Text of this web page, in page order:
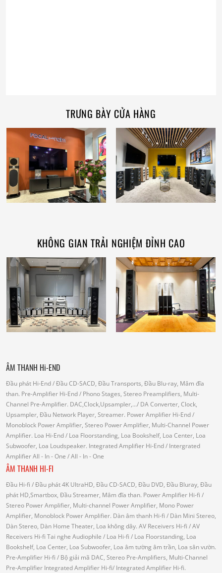
TRƯNG BÀY CỬA HÀNG
KHÔNG GIAN TRẢI NGHIỆM ĐỈNH CAO
ÂM THANH Hi-END
Đầu phát Hi-End/ Đầu CD-SACD, Đầu Transports, Đầu Blu-ray, Mâm đĩa
than. Pre-Amplifier Hi-End/ Phono Stages, Stereo Preamplifiers, Multi-
Channel Pre-Amplifier. DAC,Clock,Upsampler,.../ DA Converter, Clock,
Upsampler, Đầu Network Player, Streamer. Power Amplifier Hi-End/
Monoblock Power Amplifier, Stereo Power Amplifier, Multi-Channel Power
Amplifier. Loa Hi-End/ Loa Floorstanding, Loa Bookshelf, Loa Center, Loa
Subwoofer, Loa Loudspeaker. Integrated Amplifier Hi-End/ Intergrated
AmplifierAll - In - One / All - In - One
ÂM THANH HI-FI
Đầu Hi-fi / Đầu phát 4K UltraHD, Đầu CD-SACD, Đầu DVD, Đầu Bluray, Đầu
phát HD,Smartbox, Đầu Streamer, Mâm đĩa than. Power Amplifier Hi-fi /
Stereo Power Amplifier, Multi-channel Power Amplifier, Mono Power
Amplifier, Monoblock Power Amplifier. Dàn âm thanh Hi-fi / Dàn Mini Stereo,
Dàn Stereo, Dàn Home Theater, Loa không dây. AV Receivers Hi-fi / AV
Receivers Hi-fi Tai nghe Audiophile / Loa Hi-fi / Loa Floorstanding, Loa
Bookshelf, Loa Center, Loa Subwoofer, Loa âm tường âm trần, Loa sân vườn.
Pre-Amplifier Hi-fi / Bộ giải mã DAC, Stereo Pre-Amplifiers, Multi-Channel
Pre-Amplifier Integrated Amplifier Hi-fi/ Integrated Amplifier Hi-fi.